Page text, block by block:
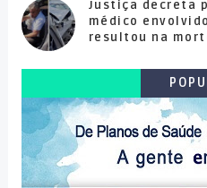
Justiça decreta
médico
resultou na